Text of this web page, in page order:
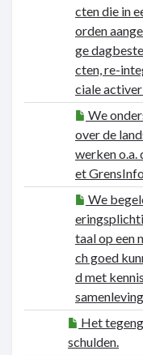
cten die in
orden
ge
cten, re-
ciale
We
over de
werken o.a.
et
We
taal op een
ch goed
d met
Het
schulden.